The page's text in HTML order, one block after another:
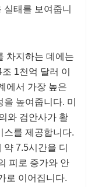
태를 보여줍니
차지하는 데에는
1천억 달러 이
에서 가장 높은
높여줍니다. 미
와 검안사가 활
스를 제공합니다.
7.5시간을 디
피로 증가와 안
로 이어집니다.